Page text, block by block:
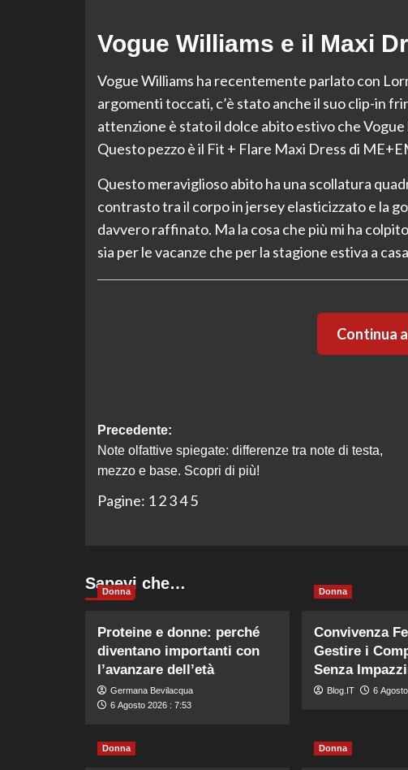
Vogue Williams e il Maxi
Vogue Williams ha recentemente parlato con
argomenti toccati, c’è stato anche il suo clip-in
attenzione è stato il dolce abito estivo che
Questo pezzo è il Fit + Flare Maxi Dress di
Questo meraviglioso abito ha una scollatura
contrasto tra il corpo in jersey elasticizzato e la
davvero raffinato. Ma la cosa che più mi ha
sia per le vacanze che per la stagione estiva a
Continua
Navigazione
articolo
Precedente:
Note olfattive spiegate: differenze tra note di testa,
mezzo e base. Scopri di più!
Pagine: 1 2 34 5
Sapevi che…
Donna
Proteine e donne: perché
diventano importanti con
l’avanzare dell’età
Germana Bevilacqua
6 Agosto 2026 : 7:53
Donna
Convivenza
Gestire i
Senza
Blog.IT 6
Donna Donna